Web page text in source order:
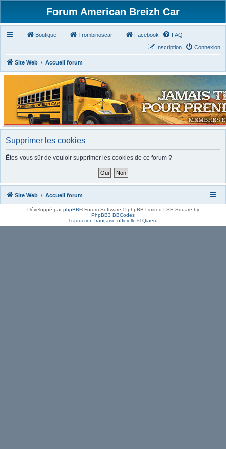
Forum American Breizh Car
Boutique Trombinoscar Facebook FAQ
Connexion
Inscription
Site Web Accueil forum
Supprimer les cookies
Êtes-vous sûr de vouloir supprimer les cookies de ce forum ?
Site Web Accueil forum
Développé parphpBB® Forum Software © phpBB Limited | SE Square by
PhpBB3 BBCodes
Traduction française officielle ©Qiaeru